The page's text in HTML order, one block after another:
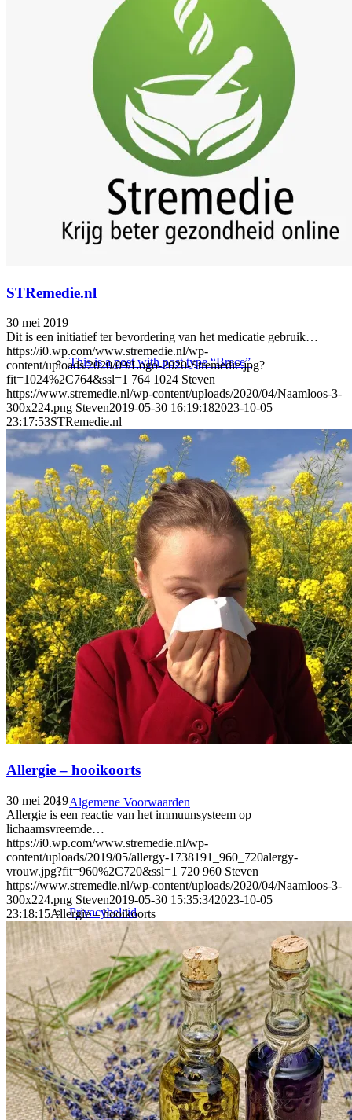
Homeopathie
Stoppen met Roken
This is a post with post type “Brace”
Vitamine D3 | Cholecalciferol
Contact
STRemedie.nl
Algemene Voorwaarden
Privacybeleid
Mijn account
STRemedie.nl
30 mei 2019
Dit is een initiatief ter bevordering van het medicatie gebruik…
https://i0.wp.com/www.stremedie.nl/wp-
content/uploads/2020/09/Logo-2020-Stremedie.jpg?
fit=1024%2C764&ssl=1 764 1024 Steven
https://www.stremedie.nl/wp-content/uploads/2020/04/Naamloos-3-
300x224.png Steven2019-05-30 16:19:182023-10-05
23:17:53STRemedie.nl
Allergie – hooikoorts
30 mei 2019
Allergie is een reactie van het immuunsysteem op
lichaamsvreemde…
https://i0.wp.com/www.stremedie.nl/wp-
content/uploads/2019/05/allergy-1738191_960_720alergy-
vrouw.jpg?fit=960%2C720&ssl=1 720 960 Steven
https://www.stremedie.nl/wp-content/uploads/2020/04/Naamloos-3-
300x224.png Steven2019-05-30 15:35:342023-10-05
23:18:15Allergie – hooikoorts